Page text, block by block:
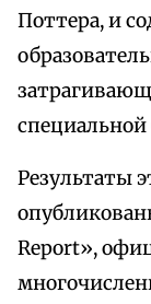
Поттера, и
Результаты
Report»,